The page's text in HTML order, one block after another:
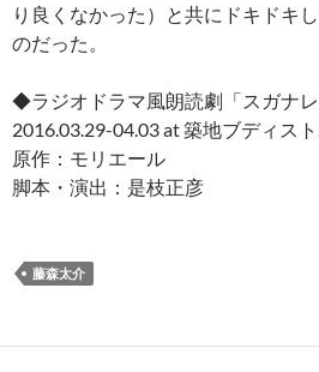
り良くなかった）と共にドキドキ
のだった。
◆ラジオドラマ風朗読劇「スガナレ
2016.03.29-04.03 at 築地ブディス
原作：モリエール
脚本・演出：是枝正彦
藤森太介